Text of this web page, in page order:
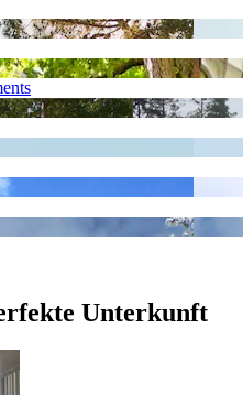
Unterkunft